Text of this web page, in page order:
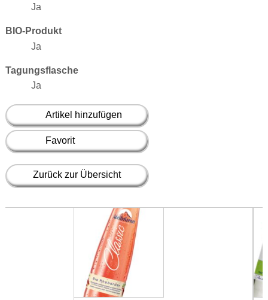
Ja
BIO-Produkt
Ja
Tagungsflasche
Ja
Artikel hinzufügen
Favorit
Zurück zur Übersicht